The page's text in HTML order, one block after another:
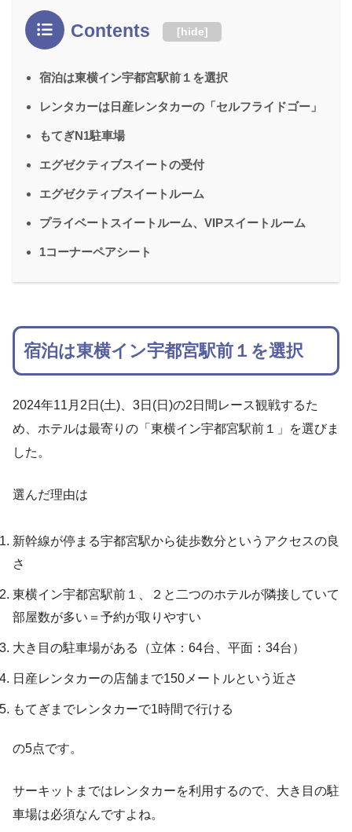
Contents [hide]
宿泊は東横イン宇都宮駅前１を選択
レンタカーは日産レンタカーの「セルフライドゴー」
もてぎN1駐車場
エグゼクティブスイートの受付
エグゼクティブスイートルーム
プライベートスイートルーム、VIPスイートルーム
1コーナーペアシート
宿泊は東横イン宇都宮駅前１を選択
2024年11月2日(土)、3日(日)の2日間レース観戦するた
め、ホテルは最寄りの「東横イン宇都宮駅前１」を選びま
した。
選んだ理由は
新幹線が停まる宇都宮駅から徒歩数分というアクセスの良
さ
東横イン宇都宮駅前１、２と二つのホテルが隣接していて
部屋数が多い＝予約が取りやすい
大き目の駐車場がある（立体：64台、平面：34台）
日産レンタカーの店舗まで150メートルという近さ
もてぎまでレンタカーで1時間で行ける
の5点です。
サーキットまではレンタカーを利用するので、大き目の駐
車場は必須なんですよね。